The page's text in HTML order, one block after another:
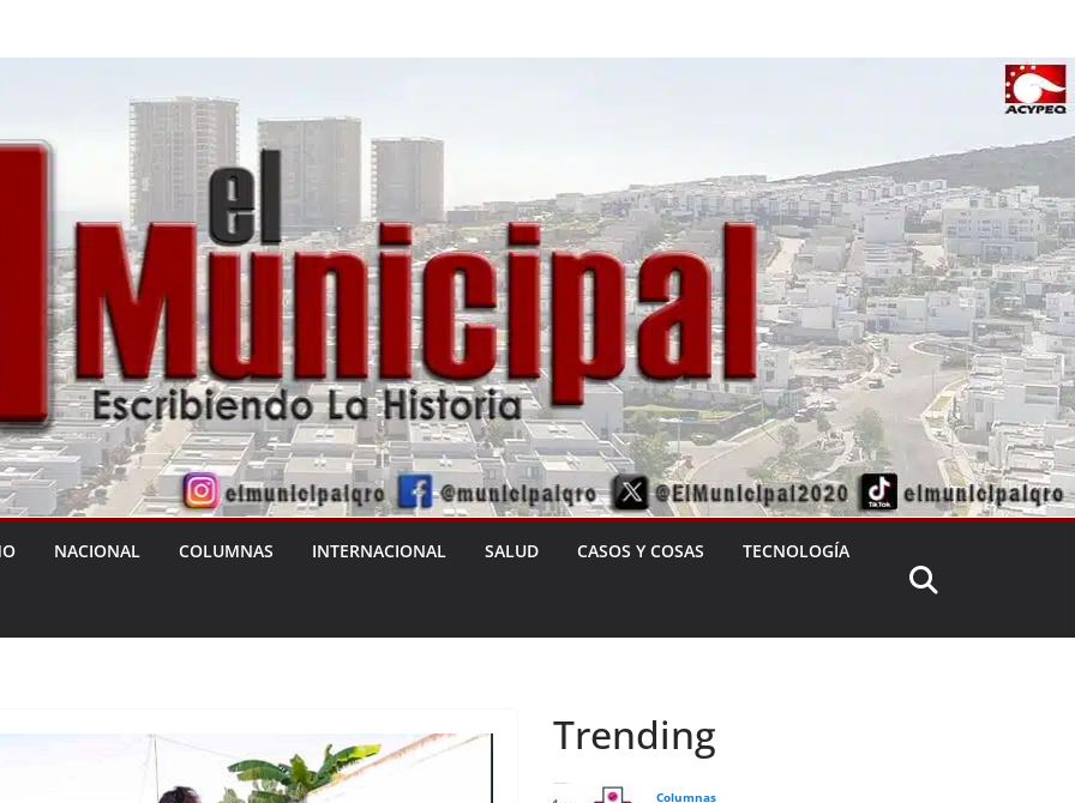
NACIONAL COLUMNAS INTERNACIONAL SALUD CASOS Y COSAS TECNOLOGÍA
Trending